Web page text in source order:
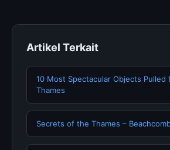
Artikel Terkait
10 Most Spectacular Objects Pulled
Thames
Secrets of the Thames –